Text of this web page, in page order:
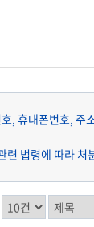
, 휴대폰번호, 주
련 법령에 따라 처